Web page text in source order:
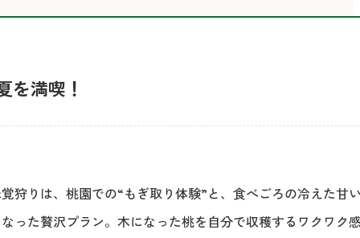
を満喫！
狩りは、桃園での“もぎ取り体験”と、食べごろの冷えた甘
った贅沢プラン。木になった桃を自分で収穫するワクワク